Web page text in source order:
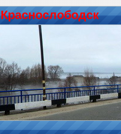
Красноcлободск